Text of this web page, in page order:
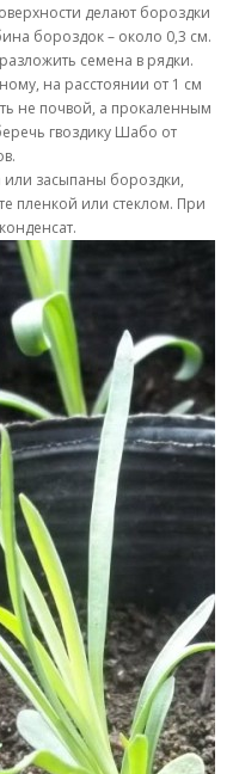
делают бороздки
бороздок – около 0,3 см.
семена в рядки.
на расстоянии от 1 см
не почвой, а прокаленным
гвоздику Шабо от
или засыпаны бороздки,
пленкой или стеклом. При